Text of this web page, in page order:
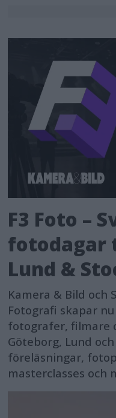
F3 Foto –
fotodagar
Lund &
Kamera & Bild och
Fotografi skapar
fotografer, filmare
Göteborg, Lund
föreläsningar,
masterclasses och